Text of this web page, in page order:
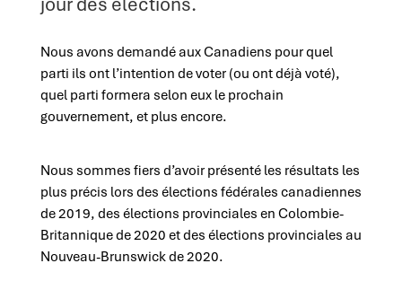
Nous avons demandé aux Canadiens pour quel
parti ils ont l’intention de voter (ou ont déjà voté),
quel parti formera selon eux le prochain
gouvernement, et plus encore.
Nous sommes fiers d’avoir présenté les résultats les
plus précis lors des élections fédérales canadiennes
de 2019, des élections provinciales en Colombie-
Britannique de 2020 et des élections provinciales au
Nouveau-Brunswick de 2020.